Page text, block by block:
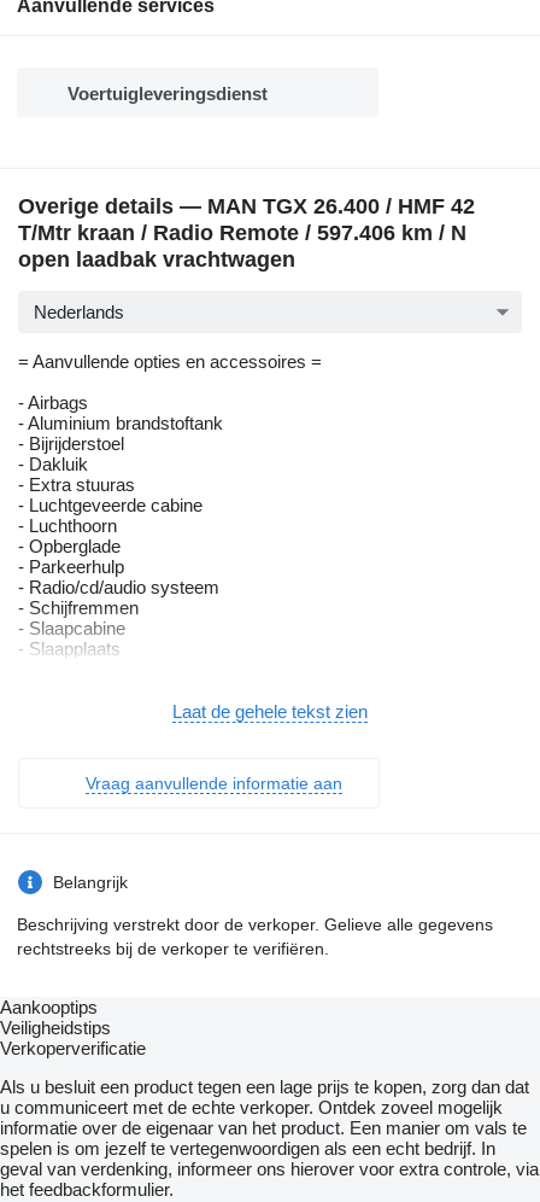
Aanvullende services
Voertuigleveringsdienst
Overige details — MAN TGX 26.400 / HMF 42
T/Mtr kraan / Radio Remote / 597.406 km / N
open laadbak vrachtwagen
Nederlands
= Aanvullende opties en accessoires =
- Airbags
- Aluminium brandstoftank
- Bijrijderstoel
- Dakluik
- Extra stuuras
- Luchtgeveerde cabine
- Luchthoorn
- Opberglade
- Parkeerhulp
- Radio/cd/audio systeem
- Schijfremmen
- Slaapcabine
- Slaapplaats
- Zwaaibalk
MAN TGX 26-400 6x2 HMF 42 ton/mtr Crane with Radio
remote
KRAAN:
- Type: 4220 K2
- Bouwjaar: 2009
- Aantal keren hydraulisch uitschuifbaar: 2
- Afstandbediening / RADIO REMOTE
- Zijbediening links
- Steunpoten: 4
- Alles via afstandsbediening te bedienen
- Kraanboek aanwezig, incl. complete onderhoudshistorie
- Kraan gekeurd tot 5-2024
Laat de gehele tekst zien
Vraag aanvullende informatie aan
Belangrijk
Beschrijving verstrekt door de verkoper. Gelieve alle gegevens
rechtstreeks bij de verkoper te verifiëren.
Aankooptips
Veiligheidstips
Verkoperverificatie
Als u besluit een product tegen een lage prijs te kopen, zorg dan dat
u communiceert met de echte verkoper. Ontdek zoveel mogelijk
informatie over de eigenaar van het product. Een manier om vals te
spelen is om jezelf te vertegenwoordigen als een echt bedrijf. In
geval van verdenking, informeer ons hierover voor extra controle, via
het feedbackformulier.